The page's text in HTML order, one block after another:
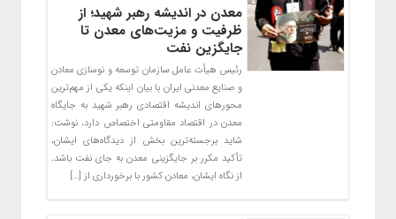
معدن در اندیشه رهبر شهید؛ از
ظرفیت و مزیت‌های معدن تا
جایگزین نفت
رئیس هیأت عامل سازمان توسعه و نوسازی معادن
و صنایع معدنی ایران با بیان اینکه یکی از مهم‌ترین
محورهای اندیشه اقتصادی رهبر شهید به جایگاه
معدن در اقتصاد مقاومتی اختصاص دارد، نوشت:
شاید برجسته‌ترین بخش از دیدگاه‌های ایشان،
تأکید مکرر بر جایگزینی معدن به جای نفت باشد.
از نگاه ایشان، معادن کشور با برخورداری از […]